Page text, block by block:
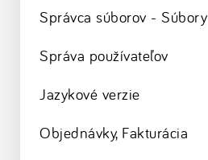
Správca súborov - Súbory
Správa používateľov
Jazykové verzie
Objednávky, Fakturácia